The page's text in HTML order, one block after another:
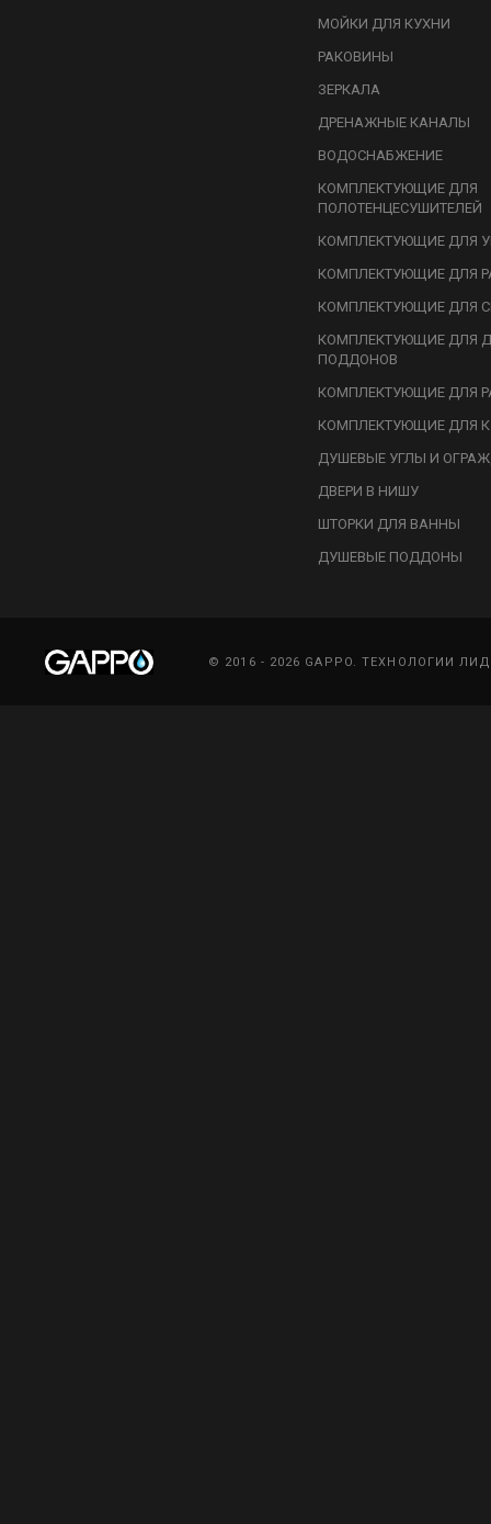
МОЙКИ ДЛЯ КУХНИ
РАКОВИНЫ
ЗЕРКАЛА
ДРЕНАЖНЫЕ КАНАЛЫ
ВОДОСНАБЖЕНИЕ
КОМПЛЕКТУЮЩИЕ ДЛЯ
ПОЛОТЕНЦЕСУШИТЕЛЕЙ
КОМПЛЕКТУЮЩИЕ ДЛЯ
КОМПЛЕКТУЮЩИЕ ДЛЯ
КОМПЛЕКТУЮЩИЕ ДЛЯ
КОМПЛЕКТУЮЩИЕ ДЛЯ
ПОДДОНОВ
КОМПЛЕКТУЮЩИЕ ДЛЯ
КОМПЛЕКТУЮЩИЕ ДЛЯ
ДУШЕВЫЕ УГЛЫ И
ДВЕРИ В НИШУ
ШТОРКИ ДЛЯ ВАННЫ
ДУШЕВЫЕ ПОДДОНЫ
© 2016 - 2026 GAPPO. ТЕХНОЛОГИИ